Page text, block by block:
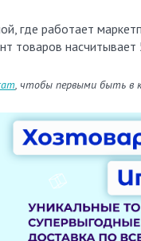
где работает
товаров
, чтобы первыми быть в